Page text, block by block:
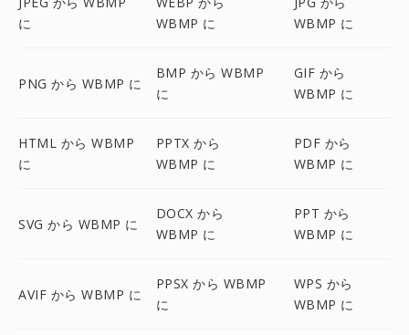
に
WBMP に
WBMP に
PNG から WBMP に
BMP から WBMP
に
GIF から
WBMP に
HTML から WBMP
に
PPTX から
WBMP に
PDF から
WBMP に
SVG から WBMP に
DOCX から
WBMP に
PPT から
WBMP に
AVIF から WBMP に
PPSX から WBMP
に
WPS から
WBMP に